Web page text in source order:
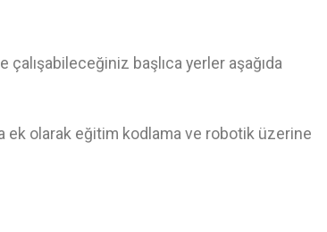
çalışabileceğiniz başlıca yerler aşağıda
ek olarak eğitim kodlama ve robotik üzerine